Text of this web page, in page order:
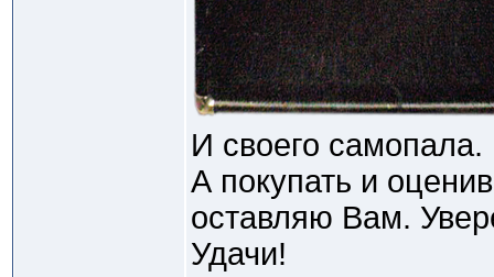
И своего самопала.
А покупать и
оставляю Вам.
Удачи!